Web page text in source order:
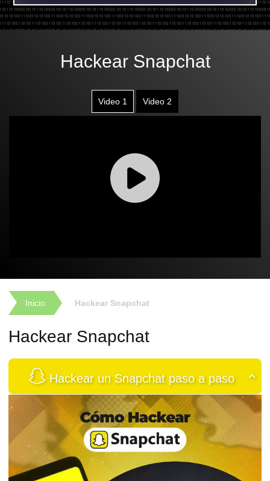
Hackear Snapchat
Video 1 Video 2
Inicio Hackear Snapchat
Hackear Snapchat
Hackear un Snapchat paso a paso